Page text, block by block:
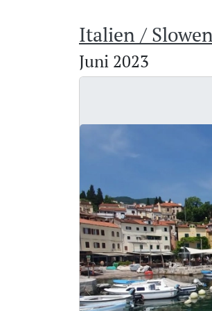
Italien /
Juni 2023